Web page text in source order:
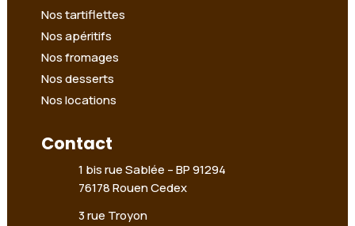
Nos tartiflettes
Nos apéritifs
Nos fromages
Nos desserts
Nos locations
Contact
1 bis rue Sablée –BP 91294
76178 Rouen Cedex
3 rue Troyon